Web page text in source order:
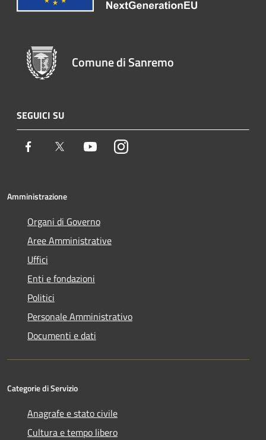
Comune di Sanremo
SEGUICI SU
Facebook Twitter YoutubeInstagram
Amministrazione
Organi di Governo
Aree Amministrative
Uffici
Enti e fondazioni
Politici
Personale Amministrativo
Documenti e dati
Categorie di Servizio
Anagrafe e stato civile
Cultura e tempo libero